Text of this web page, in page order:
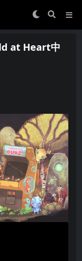
at Heart中